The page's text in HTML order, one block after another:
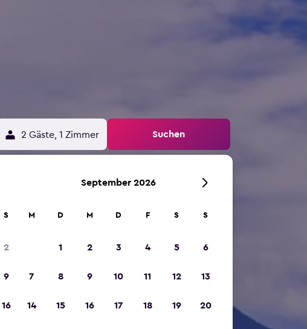
2 Gäste, 1 Zimmer Suchen
S
2
9
16
September 2026
M D M D F S S
1 2 3 4 5 6
7 8 9 10 11 12 13
14 15 16 17 18 19 20